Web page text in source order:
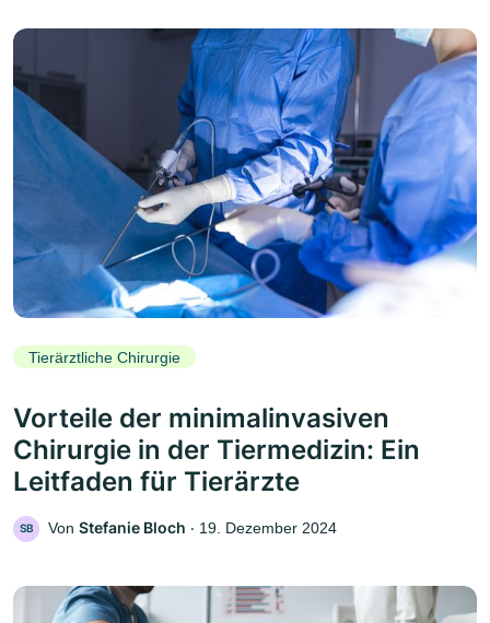
Tierärztliche Chirurgie
Vorteile der minimalinvasiven
Chirurgie in der Tiermedizin: Ein
Leitfaden für Tierärzte
SB Von Stefanie Bloch ‧ 19. Dezember 2024